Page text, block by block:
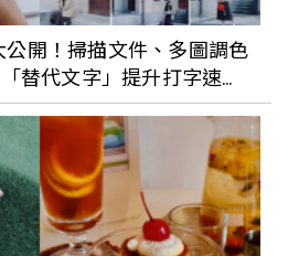
開！掃描文件、多圖調色
替代文字」提升打字速